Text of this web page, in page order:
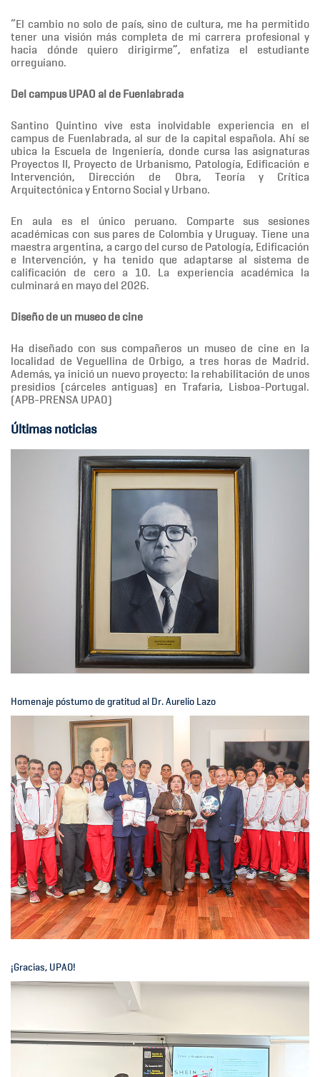
“El cambio no solo de país, sino de cultura, me ha permitido
tener una visión más completa de mi carrera profesional y
hacia dónde quiero dirigirme”, enfatiza el estudiante
orreguiano.
Del campus UPAO al de Fuenlabrada
Santino Quintino vive esta inolvidable experiencia en el
campus de Fuenlabrada, al sur de la capital española. Ahí se
ubica la Escuela de Ingeniería, donde cursa las asignaturas
Proyectos II, Proyecto de Urbanismo, Patología, Edificación e
Intervención, Dirección de Obra, Teoría y Crítica
Arquitectónica y Entorno Social y Urbano.
En aula es el único peruano. Comparte sus sesiones
académicas con sus pares de Colombia y Uruguay. Tiene una
maestra argentina, a cargo del curso de Patología, Edificación
e Intervención, y ha tenido que adaptarse al sistema de
calificación de cero a 10. La experiencia académica la
culminará en mayo del 2026.
Diseño de un museo de cine
Ha diseñado con sus compañeros un museo de cine en la
localidad de Veguellina de Orbigo, a tres horas de Madrid.
Además, ya inició un nuevo proyecto: la rehabilitación de unos
presidios (cárceles antiguas) en Trafaria, Lisboa-Portugal.
(APB-PRENSA UPAO)
Últimas noticias
Homenaje póstumo de gratitud al Dr. Aurelio Lazo
¡Gracias, UPAO!